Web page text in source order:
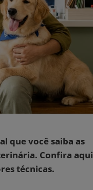
que você saiba as
Confira aqui
técnicas.